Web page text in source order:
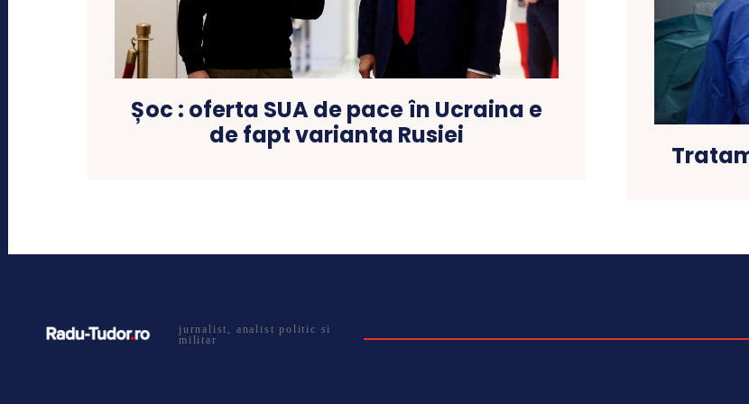
Șoc : oferta SUA de pace în Ucraina e
de fapt varianta Rusiei
jurnalist, analist politic si
militar